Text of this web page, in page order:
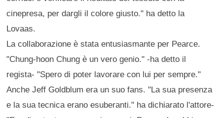
cinepresa, per dargli il colore giusto." ha detto la
Lovaas.
La collaborazione è stata entusiasmante per Pearce.
"Chung-hoon Chung è un vero genio." -ha detto il
regista- "Spero di poter lavorare con lui per sempre."
Anche Jeff Goldblum era un suo fans. "La sua presenza
e la sua tecnica erano esuberanti." ha dichiarato l'attore-